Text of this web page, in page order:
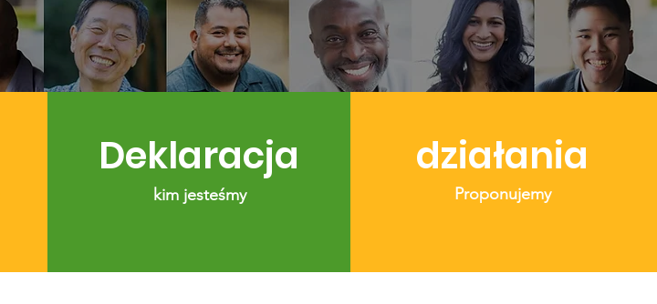
Deklaracja
kim jesteśmy
działania
Proponujemy